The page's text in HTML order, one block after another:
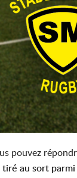
au sort